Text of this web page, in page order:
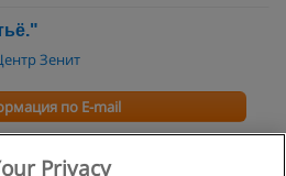
Зенит
по E-mail
(полный курс)"
Privacy